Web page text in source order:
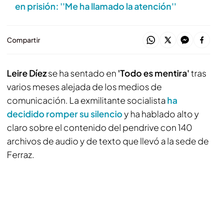
en prisión: ''Me ha llamado la atención''
Compartir
Leire Díezse ha sentado en 'Todo es mentira'tras
varios meses alejada de los medios de
comunicación. La exmilitante socialista ha
decidido romper su silencioy ha hablado alto y
claro sobre el contenido del pendrive con 140
archivos de audio y de texto que llevó a la sede de
Ferraz.